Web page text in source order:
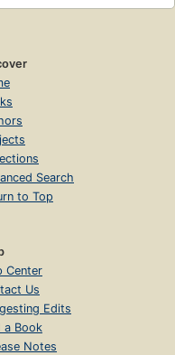
Search
to Top
Center
Us
Edits
a Book
Notes